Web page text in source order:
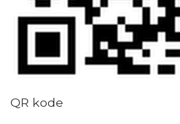
QR kode